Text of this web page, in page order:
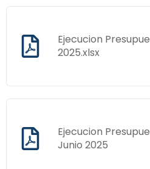
Ejecucion
2025.xlsx
Ejecucion
Junio 2025